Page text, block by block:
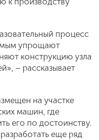
процесс
упрощают
конструкцию узла
– рассказывает
на участке
машин, где
его по достоинству.
еще ряд